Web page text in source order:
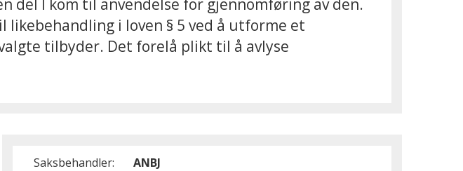
del I kom til anvendelse for gjennomføring av den.
i loven § 5 ved å utforme et
tilbyder. Det forelå plikt til å avlyse
Saksbehandler: ANBJ